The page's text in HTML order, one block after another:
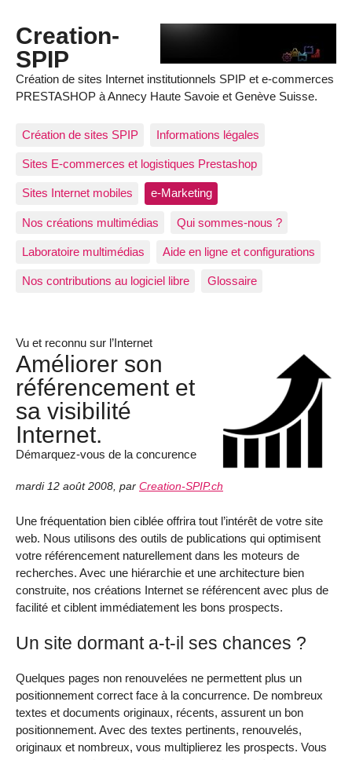
Creation-
SPIP
Création de sites Internet institutionnels SPIP et e-commerces
PRESTASHOP à Annecy Haute Savoie et Genève Suisse.
Création de sites SPIP Informations légales
Sites E-commerces et logistiques Prestashop
Sites Internet mobiles e-Marketing
Nos créations multimédias Qui sommes-nous ?
Laboratoire multimédias Aide en ligne et configurations
Nos contributions au logiciel libre Glossaire
Vu et reconnu sur l’Internet
Améliorer son
référencement et
sa visibilité
Internet.
Démarquez-vous de la concurence
mardi 12 août 2008, par Creation-SPIP.ch
Une fréquentation bien ciblée offrira tout l’intérêt de votre site
web. Nous utilisons des outils de publications qui optimisent
votre référencement naturellement dans les moteurs de
recherches. Avec une hiérarchie et une architecture bien
construite, nos créations Internet se référencent avec plus de
facilité et ciblent immédiatement les bons prospects.
Un site dormant a-t-il ses chances ?
Quelques pages non renouvelées ne permettent plus un
positionnement correct face à la concurrence. De nombreux
textes et documents originaux, récents, assurent un bon
positionnement. Avec des textes pertinents, renouvelés,
originaux et nombreux, vous multiplierez les prospects. Vous